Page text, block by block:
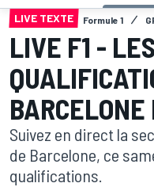
LIVE TEXTE Formule 1
LIVE F1 - LES
Suivez en direct la
de Barcelone, ce
qualifications.